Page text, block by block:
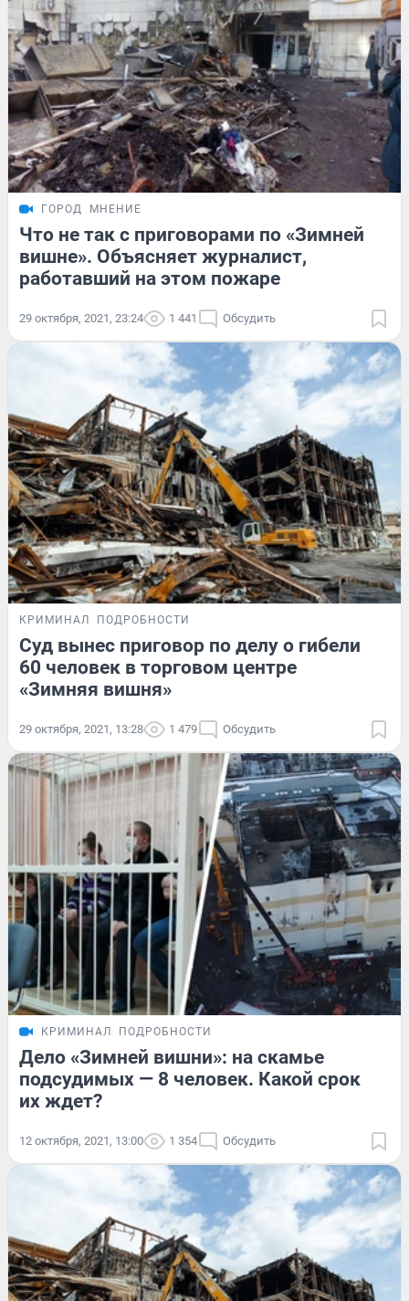
ГОРОД МНЕНИЕ
Что не так с приговорами по «Зимней
вишне». Объясняет журналист,
работавший на этом пожаре
29 октября, 2021, 23:24 1 441 Обсудить
КРИМИНАЛ ПОДРОБНОСТИ
Суд вынес приговор по делу о гибели
60 человек в торговом центре
«Зимняя вишня»
29 октября, 2021, 13:28 1 479 Обсудить
КРИМИНАЛ ПОДРОБНОСТИ
Дело «Зимней вишни»: на скамье
подсудимых — 8 человек. Какой срок
их ждет?
12 октября, 2021, 13:00 1 354 Обсудить